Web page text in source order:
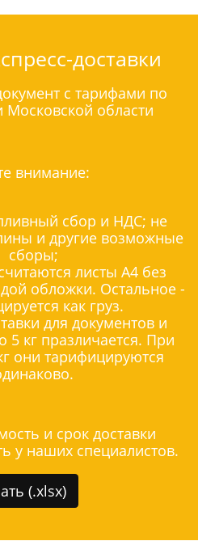
доставки
с тарифами по
Московской области
внимание:
сбор и НДС; не
и другие возможные
сборы;
листы А4 без
обложки. Остальное -
как груз.
для документов и
5 кг празличается. При
они тарифицируются
и срок доставки
у наших специалистов.
(.xlsx)